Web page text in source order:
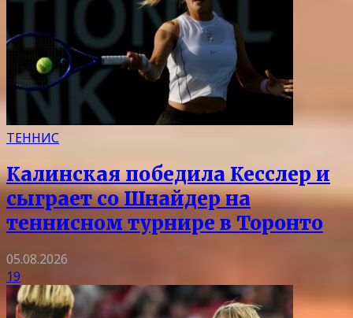
ТЕННИС
Калинская победила Кесслер и
сыграет со Шнайдер на
теннисном турнире в Торонто
05.08.2026
19